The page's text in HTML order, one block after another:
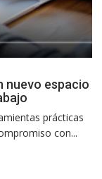
nuevo espacio
prácticas
con...